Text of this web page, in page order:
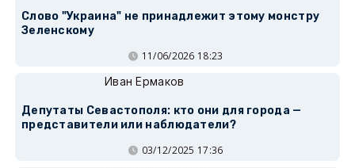
Слово "Украина" не принадлежит этому монстру
Зеленскому
11/06/2026 18:23
Иван Ермаков
Депутаты Севастополя: кто они для города —
представители или наблюдатели?
03/12/2025 17:36